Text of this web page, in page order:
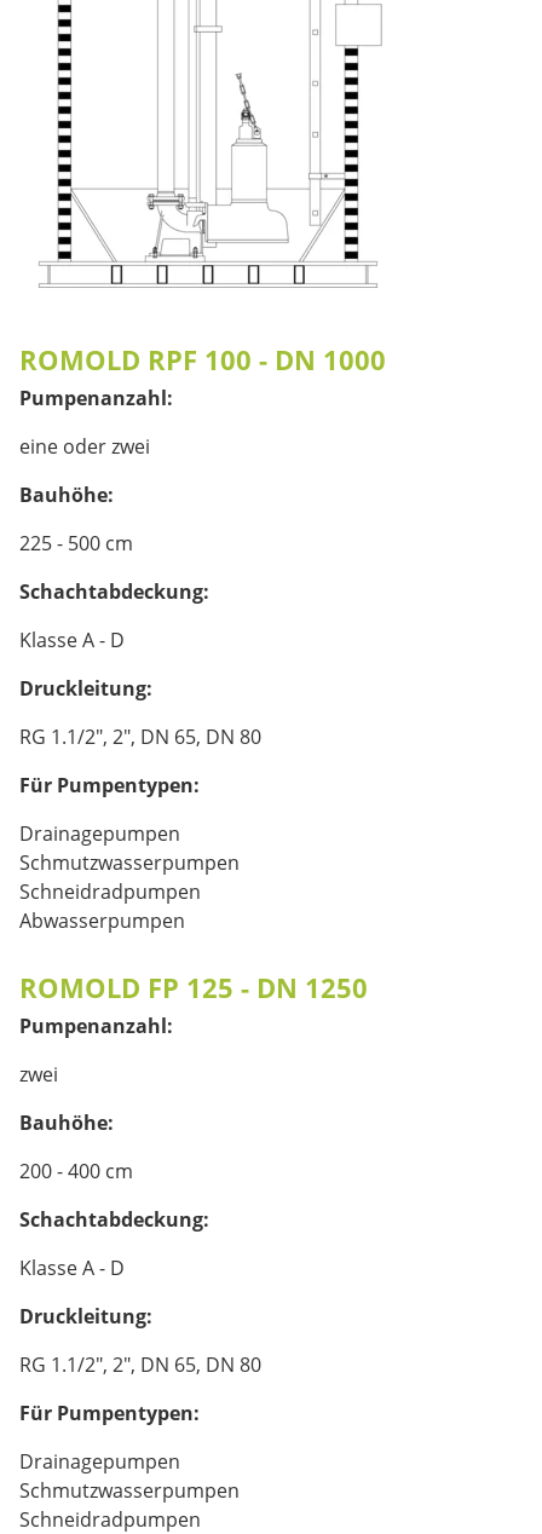
ROMOLD RPF 100 - DN 1000
Pumpenanzahl:
eine oder zwei
Bauhöhe:
225 - 500 cm
Schachtabdeckung:
Klasse A - D
Druckleitung:
RG 1.1/2", 2", DN 65, DN 80
Für Pumpentypen:
Drainagepumpen
Schmutzwasserpumpen
Schneidradpumpen
Abwasserpumpen
ROMOLD FP 125 - DN 1250
Pumpenanzahl:
zwei
Bauhöhe:
200 - 400 cm
Schachtabdeckung:
Klasse A - D
Druckleitung:
RG 1.1/2", 2", DN 65, DN 80
Für Pumpentypen:
Drainagepumpen
Schmutzwasserpumpen
Schneidradpumpen